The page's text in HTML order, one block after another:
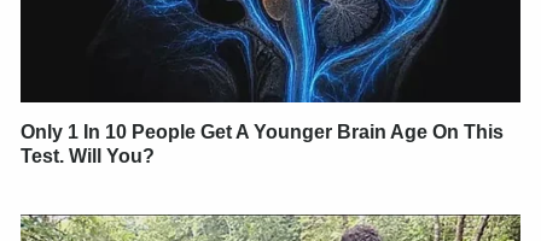
Only 1 In 10 People Get A Younger Brain Age On This
Test. Will You?